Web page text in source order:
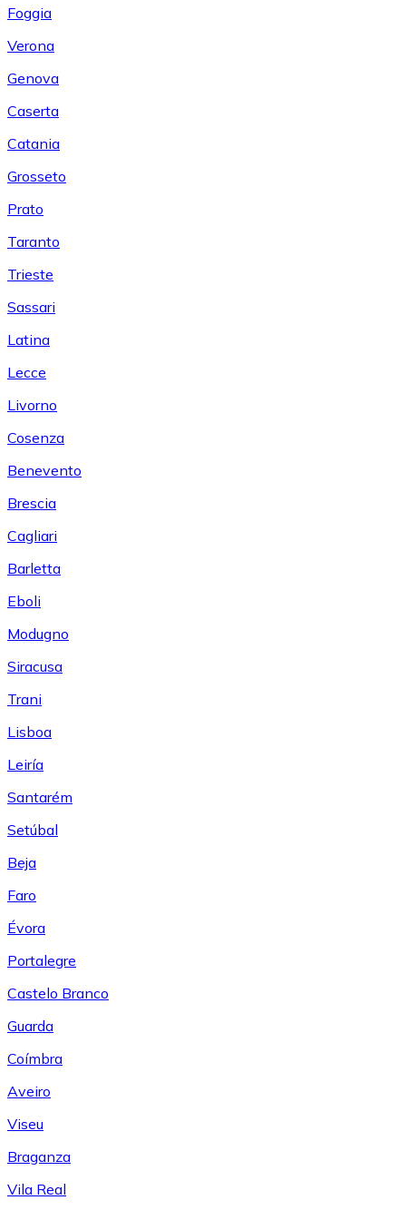
Foggia
Verona
Genova
Caserta
Catania
Grosseto
Prato
Taranto
Trieste
Sassari
Latina
Lecce
Livorno
Cosenza
Benevento
Brescia
Cagliari
Barletta
Eboli
Modugno
Siracusa
Trani
Lisboa
Leiría
Santarém
Setúbal
Beja
Faro
Évora
Portalegre
Castelo Branco
Guarda
Coímbra
Aveiro
Viseu
Braganza
Vila Real